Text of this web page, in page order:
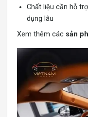
Chất liệu cần hỗ
dụng lâu
Xem thêm các sản